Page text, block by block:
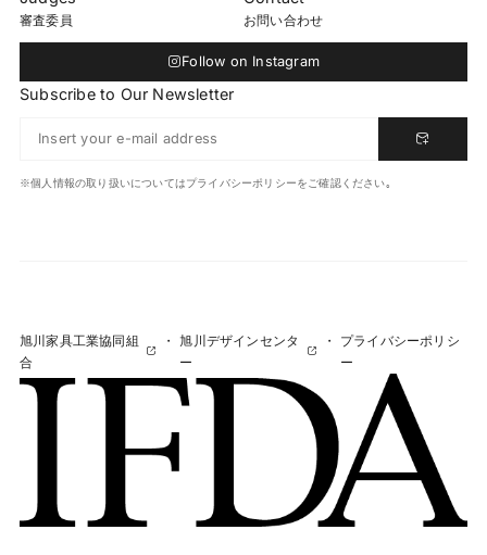
Subscribe to Our Newsletter
※個人情報の取り扱いについてはプライバシーポリシーをご確認ください｡
審査委員 お問い合わせ
Follow on Instagram
旭川家具工業協同組
合
・
旭川デザインセンタ
ー
・
プライバシーポリシ
ー